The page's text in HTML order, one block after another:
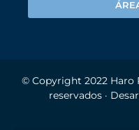
© Copyright 2022 Haro
reservados ·